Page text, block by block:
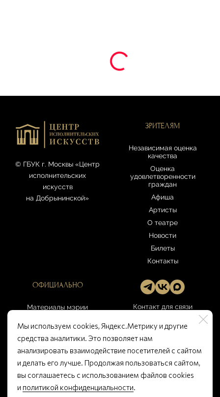
© ГБУК г. Москвы «Центр
исполнительских
искусств
на Добрынинской»
ЗРИТЕЛЯМ
Независимая оценка
качества
Оценка
удовлетворенности
граждан
Афиша
Артисты
О театре
Новости
Билеты
Контакты
ОФИЦИАЛЬНО
Материалы мэрии
Правила театра
Открытые данные
Памятка покупателю
Контакт для связи
artcenter@culture.mos.ru
Мы используем cookies, Яндекс.Метрику и другие
средства аналитики. Это позволяет нам
анализировать взаимодействие посетителей с сайтом
и делать его лучше. Продолжая пользоваться сайтом,
вы соглашаетесь с использованием файлов cookies
и политикой конфиденциальности.